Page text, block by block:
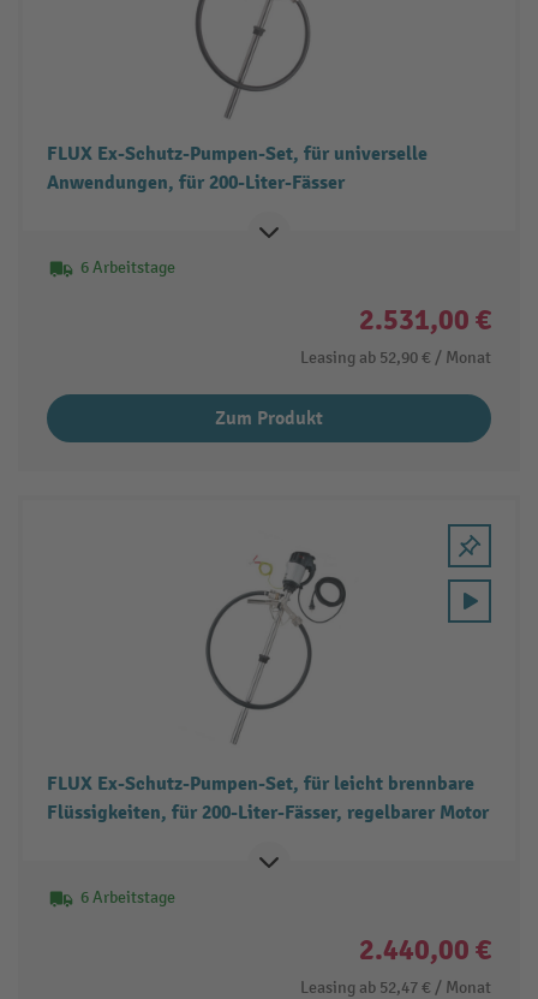
FLUX Ex-Schutz-Pumpen-Set, für universelle
Anwendungen, für 200-Liter-Fässer
6 Arbeitstage
2.531,00 €
Leasing ab 52,90 € / Monat
Zum Produkt
FLUX Ex-Schutz-Pumpen-Set, für leicht brennbare
Flüssigkeiten, für 200-Liter-Fässer, regelbarer Motor
6 Arbeitstage
2.440,00 €
Leasing ab 52,47 € / Monat